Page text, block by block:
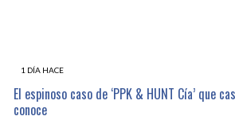
1 DÍA HACE
El espinoso caso de ‘PPK & HUNT Cía’ que
conoce